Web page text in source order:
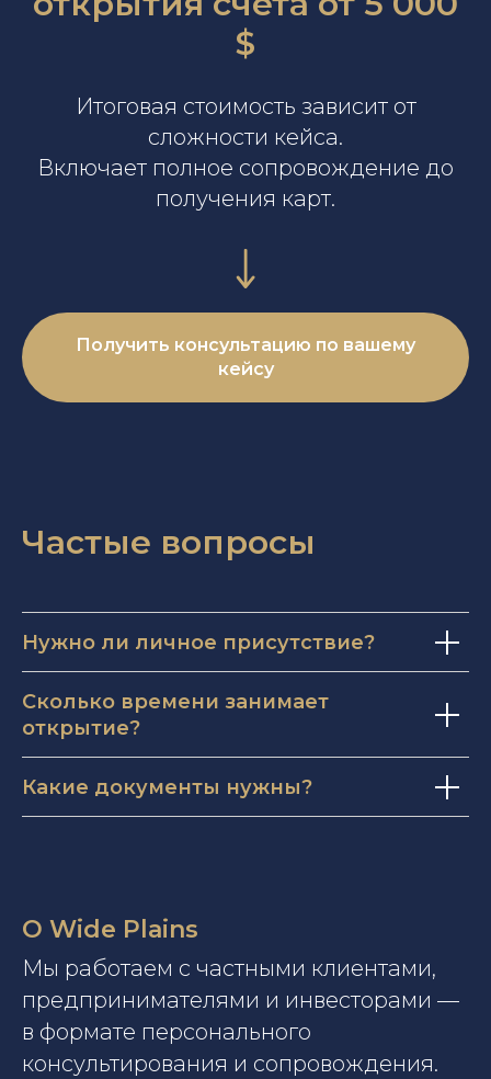
$
Итоговая стоимость зависит от
сложности кейса.
Включает полное сопровождение до
получения карт.
Получить консультацию по вашему
кейсу
Частые вопросы
Нужно ли личное присутствие?
Сколько времени занимает
открытие?
Какие документы нужны?
О Wide Plains
Мы работаем с частными клиентами,
предпринимателями и инвесторами —
в формате персонального
консультирования и сопровождения.